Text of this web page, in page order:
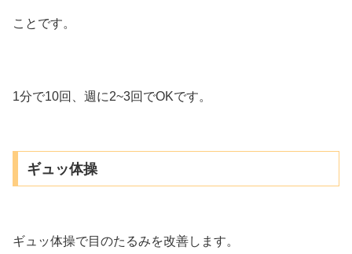
ことです。
1分で10回、週に2~3回でOKです。
ギュッ体操
ギュッ体操で目のたるみを改善します。